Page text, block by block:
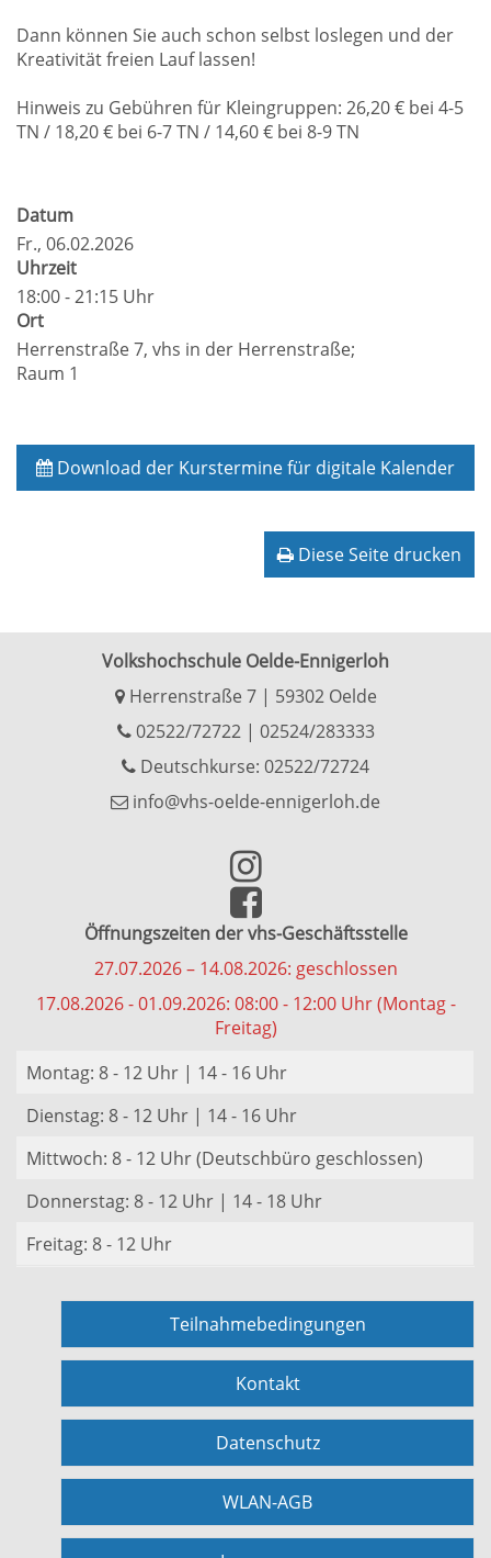
Dann können Sie auch schon selbst loslegen und der
Kreativität freien Lauf lassen!
Hinweis zu Gebühren für Kleingruppen: 26,20 € bei 4-5
TN / 18,20 € bei 6-7 TN / 14,60 € bei 8-9 TN
Datum
Fr., 06.02.2026
Uhrzeit
18:00 - 21:15 Uhr
Ort
Herrenstraße 7, vhs in der Herrenstraße;
Raum 1
Download der Kurstermine für digitale Kalender
Diese Seite drucken
Volkshochschule Oelde-Ennigerloh
Herrenstraße 7 | 59302 Oelde
02522/72722| 02524/283333
Deutschkurse: 02522/72724
info@vhs-oelde-ennigerloh.de
Öffnungszeiten der vhs-Geschäftsstelle
27.07.2026 – 14.08.2026: geschlossen
17.08.2026 - 01.09.2026: 08:00 - 12:00 Uhr (Montag -
Freitag)
Montag: 8 - 12 Uhr | 14 - 16 Uhr
Dienstag: 8 - 12 Uhr | 14 - 16 Uhr
Mittwoch: 8 - 12 Uhr (Deutschbüro geschlossen)
Donnerstag: 8 - 12 Uhr | 14 - 18 Uhr
Freitag: 8 - 12 Uhr
Teilnahmebedingungen
Kontakt
Datenschutz
WLAN-AGB